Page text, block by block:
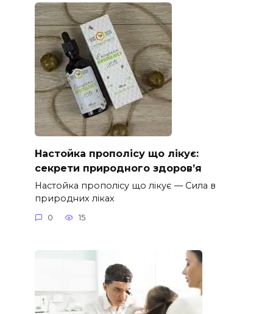
Настойка прополісу що лікує:
секрети природного здоров’я
Настойка прополісу що лікує — Сила в
природних ліках
0 15